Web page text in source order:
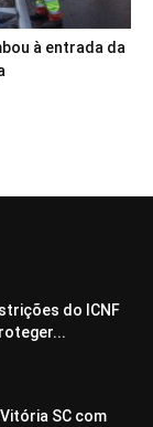
à entrada da
do ICNF
SC com